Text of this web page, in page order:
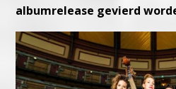
albumrelease gevierd